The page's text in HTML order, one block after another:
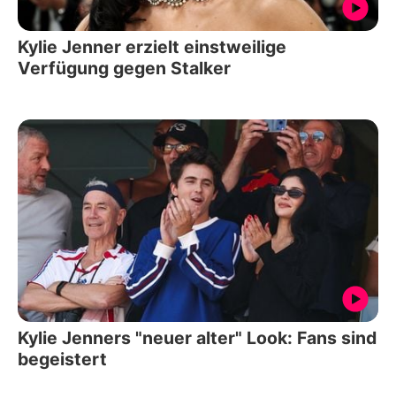
Kylie Jenner erzielt einstweilige
Verfügung gegen Stalker
Kylie Jenners "neuer alter" Look: Fans sind
begeistert